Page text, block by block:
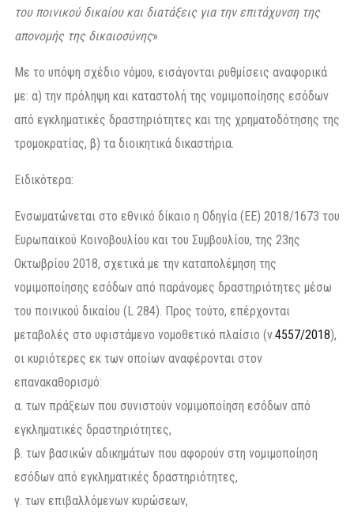
του ποινικού δικαίου και διατάξεις για την επιτάχυνση της
απονομής της δικαιοσύνης»
Με το υπόψη σχέδιο νόμου, εισάγονται ρυθμίσεις αναφορικά
με: α) την πρόληψη και καταστολή της νομιμοποίησης εσόδων
από εγκληματικές δραστηριότητες και της χρηματοδότησης της
τρομοκρατίας, β) τα διοικητικά δικαστήρια.
Ειδικότερα:
Ενσωματώνεται στο εθνικό δίκαιο η Οδηγία (EE) 2018/1673 του
Ευρωπαϊκού Κοινοβουλίου και του Συμβουλίου, της 23ης
Οκτωβρίου 2018, σχετικά με την καταπολέμηση της
νομιμοποίησης εσόδων από παράνομες δραστηριότητες μέσω
του ποινικού δικαίου (L 284). Προς τούτο, επέρχονται
μεταβολές στο υφιστάμενο νομοθετικό πλαίσιο (ν.4557/2018),
οι κυριότερες εκ των οποίων αναφέρονται στον
επανακαθορισμό:
α. των πράξεων που συνιστούν νομιμοποίηση εσόδων από
εγκληματικές δραστηριότητες,
β. των βασικών αδικημάτων που αφορούν στη νομιμοποίηση
εσόδων από εγκληματικές δραστηριότητες,
γ. των επιβαλλόμενων κυρώσεων,